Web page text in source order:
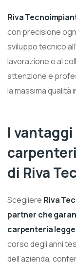
Riva
con precisione
sviluppo tecnico
lavorazione e al
attenzione e
la massima qualità
I
di Riva
Scegliere Riva
partner che
carpenteria
corso degli anni
dell’azienda,